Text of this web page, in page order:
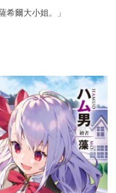
希爾大小姐。」